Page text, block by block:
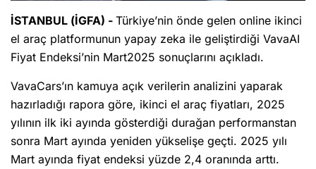
İSTANBUL (İGFA) - Türkiye’nin önde gelen online ikinci
el araç platformunun yapay zeka ile geliştirdiği VavaAI
Fiyat Endeksi’nin Mart2025 sonuçlarını açıkladı.
VavaCars’ın kamuya açık verilerin analizini yaparak
hazırladığı rapora göre, ikinci el araç fiyatları, 2025
yılının ilk iki ayında gösterdiği durağan performanstan
sonra Mart ayında yeniden yükselişe geçti. 2025 yılı
Mart ayında fiyat endeksi yüzde 2,4 oranında arttı.